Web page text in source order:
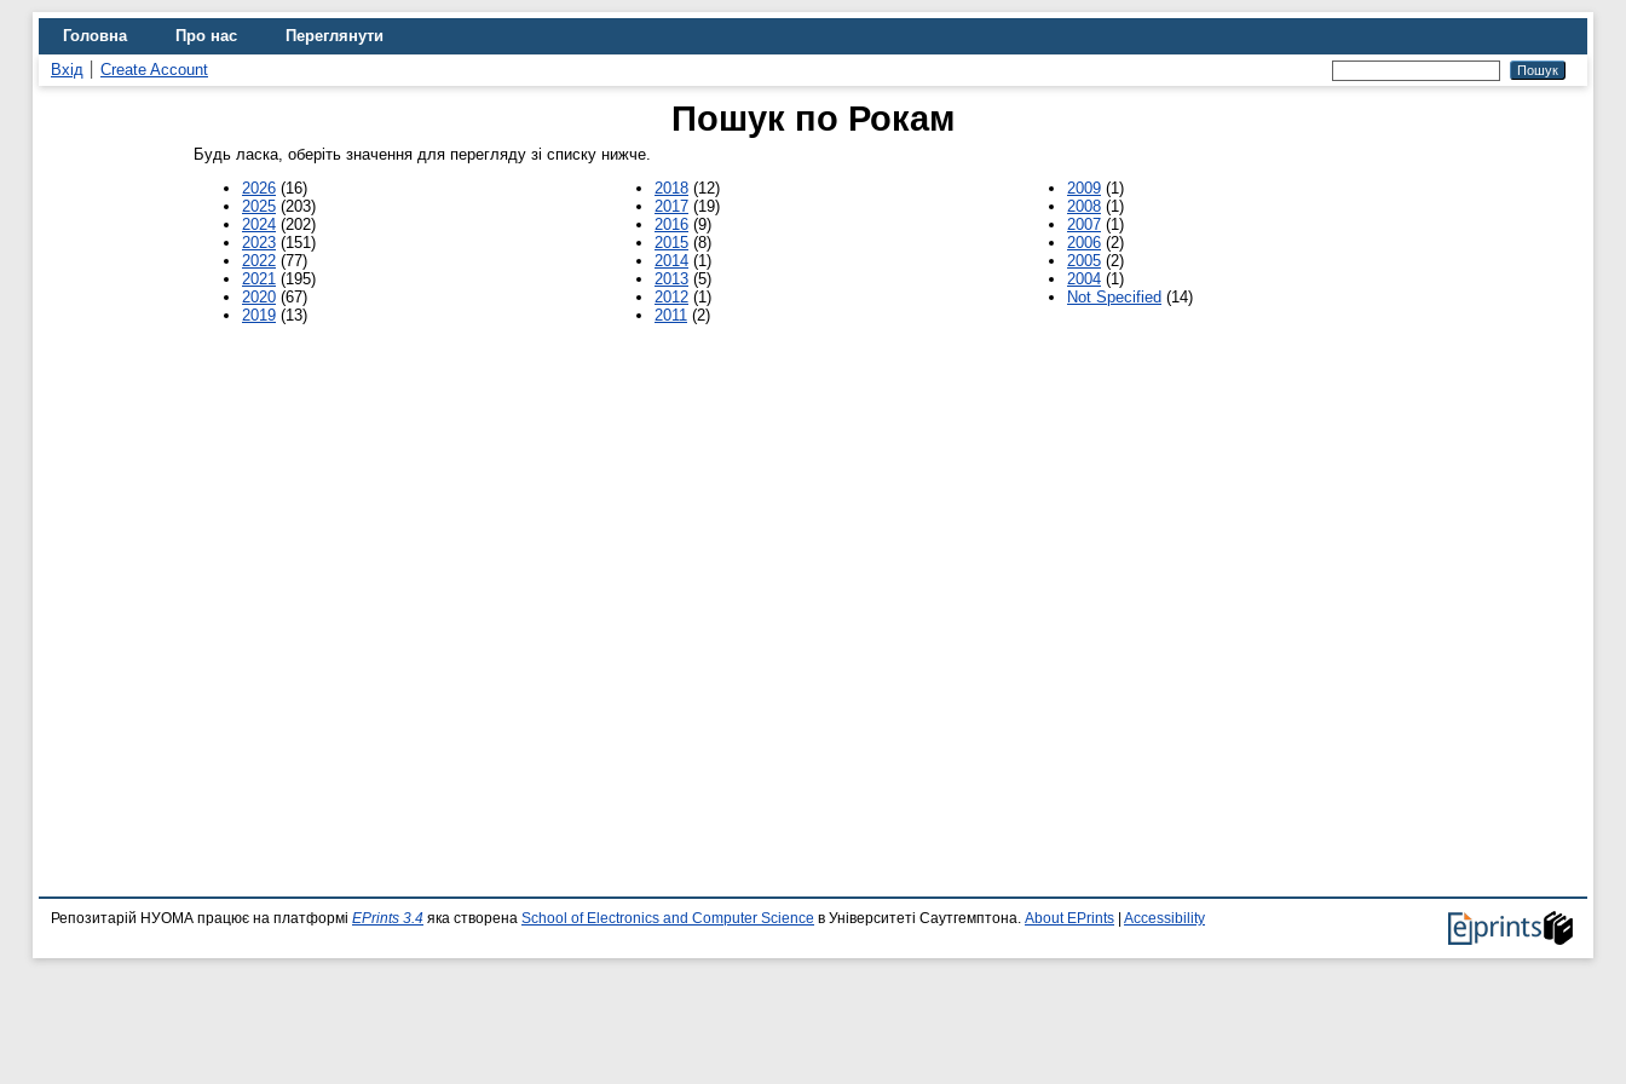
Головна Про нас
Переглянути
Вхід
Create Account
Пошук по Рокам
Будь ласка, оберіть значення для перегляду зі списку нижче.
2026 (16)
2025 (203)
2024 (202)
2023 (151)
2022 (77)
2021 (195)
2020 (67)
2019 (13)
2018 (12)
2017 (19)
2016 (9)
2015 (8)
2014 (1)
2013 (5)
2012 (1)
2011 (2)
2009 (1)
2008 (1)
2007 (1)
2006 (2)
2005 (2)
2004 (1)
Not Specified (14)
Репозитарій НУОМА працює на платформі EPrints 3.4 яка створена School of Electronics and Computer Science в Університеті Саутгемптона. About EPrints Accessibility